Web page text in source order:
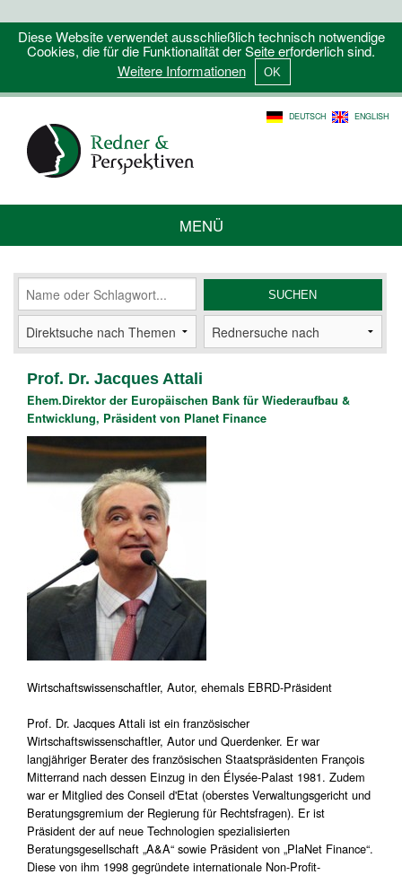
Diese Website verwendet ausschließlich technisch notwendige
Cookies, die für die Funktionalität der Seite erforderlich sind.
Weitere Informationen
DEUTSCH ENGLISH
MENÜ
Prof. Dr. Jacques Attali
Ehem.Direktor der Europäischen Bank für Wiederaufbau &
Entwicklung, Präsident von Planet Finance
Wirtschaftswissenschaftler, Autor, ehemals EBRD-Präsident
Prof. Dr. Jacques Attali ist ein französischer
Wirtschaftswissenschaftler, Autor und Querdenker. Er war
langjähriger Berater des französischen Staatspräsidenten François
Mitterrand nach dessen Einzug in den Élysée-Palast 1981. Zudem
war er Mitglied des Conseil d'Etat (oberstes Verwaltungsgericht und
Beratungsgremium der Regierung für Rechtsfragen). Er ist
Präsident der auf neue Technologien spezialisierten
Beratungsgesellschaft „A&A“ sowie Präsident von „PlaNet Finance“.
Diese von ihm 1998 gegründete internationale Non-Profit-